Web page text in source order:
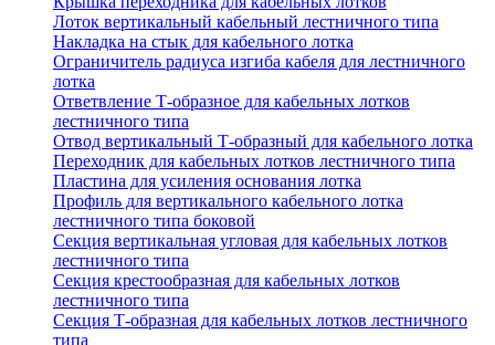
Лоток вертикальный кабельный лестничного типа
Накладка на стык для кабельного лотка
Ограничитель радиуса изгиба кабеля для лестничного
лотка
Ответвление Т-образное для кабельных лотков
лестничного типа
Отвод вертикальный Т-образный для кабельного лотка
Переходник для кабельных лотков лестничного типа
Пластина для усиления основания лотка
Профиль для вертикального кабельного лотка
лестничного типа боковой
Секция вертикальная угловая для кабельных лотков
лестничного типа
Секция крестообразная для кабельных лотков
лестничного типа
Секция Т-образная для кабельных лотков лестничного
типа